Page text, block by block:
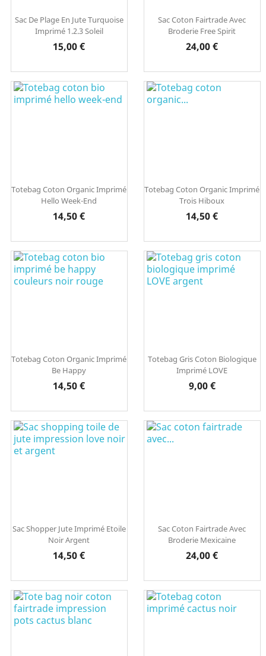
Sac De Plage En Jute Turquoise
Imprimé 1.2.3 Soleil
Prix
15,00 €
Sac Coton Fairtrade Avec
Broderie Free Spirit
Prix
24,00 €
Totebag Coton Organic Imprimé
Hello Week-End
Prix
14,50 €
Totebag Coton Organic Imprimé
Trois Hiboux
Prix
14,50 €
Totebag Coton Organic Imprimé
Be Happy
Prix
14,50 €
Totebag Gris Coton Biologique
Imprimé LOVE
Prix
9,00 €
Sac Shopper Jute Imprimé Etoile
Noir Argent
Prix
14,50 €
Sac Coton Fairtrade Avec
Broderie Mexicaine
Prix
24,00 €